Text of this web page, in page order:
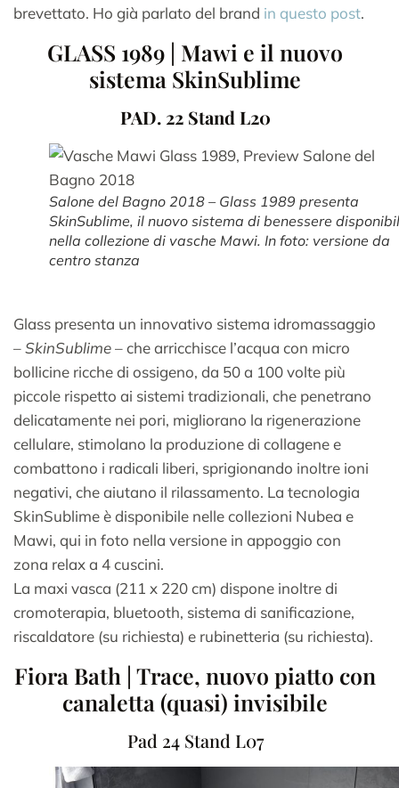
brevettato. Ho già parlato del brand in questo post.
GLASS 1989 | Mawi e il nuovo
sistema SkinSublime
PAD. 22 Stand L20
Salone del Bagno 2018 – Glass 1989 presenta
SkinSublime, il nuovo sistema di benessere
nella collezione di vasche Mawi. In foto: versione da
centro stanza
Glass presenta un innovativo sistema idromassaggio
–SkinSublime– che arricchisce l’acqua con micro
bollicine ricche di ossigeno, da 50 a 100 volte più
piccole rispetto ai sistemi tradizionali, che penetrano
delicatamente nei pori, migliorano la rigenerazione
cellulare, stimolano la produzione di collagene e
combattono i radicali liberi, sprigionando inoltre ioni
negativi, che aiutano il rilassamento. La tecnologia
SkinSublime è disponibile nelle collezioni Nubea e
Mawi, qui in foto nella versione in appoggio con
zona relax a 4 cuscini.
La maxi vasca (211 x 220 cm) dispone inoltre di
cromoterapia, bluetooth, sistema di sanificazione,
riscaldatore (su richiesta) e rubinetteria (su richiesta).
Fiora Bath | Trace, nuovo piatto con
canaletta (quasi) invisibile
Pad 24 Stand L07